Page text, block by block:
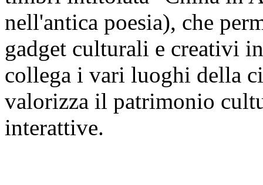
nell'antica poesia), che
gadget culturali e creativi
collega i vari luoghi della
valorizza il patrimonio
interattive.